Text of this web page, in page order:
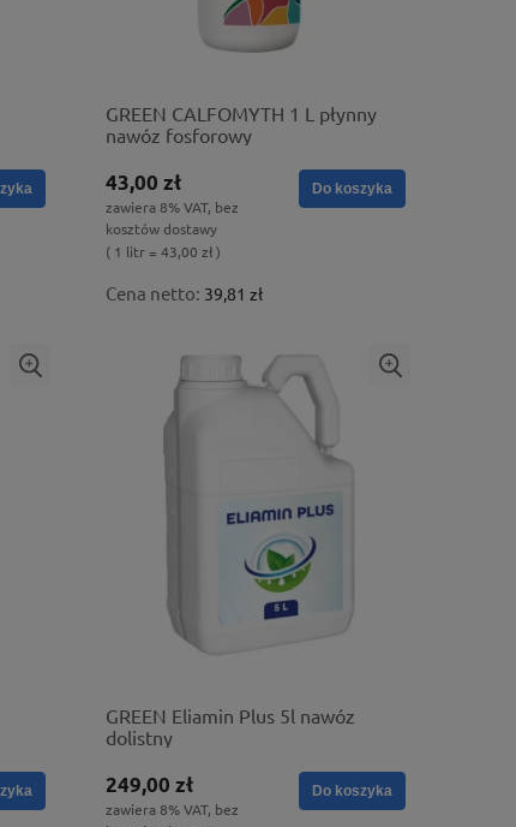
GREEN CALFOMYTH 1 L płynny
nawóz fosforowy
43,00 zł
zawiera 8% VAT, bez
kosztów dostawy
( 1 litr = 43,00 zł )
Cena netto: 39,81 zł
Do koszyka
GREEN Eliamin Plus 5l nawóz
dolistny
249,00 zł
zawiera 8% VAT, bez
Do koszyka